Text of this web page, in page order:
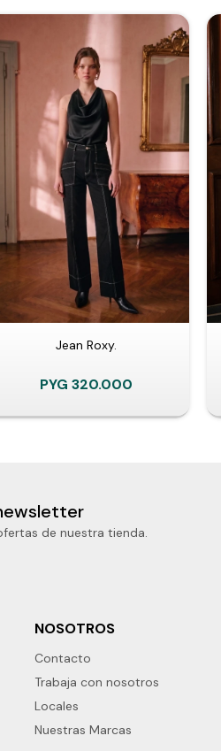
Jean Roxy.
PYG 320.000
de nuestra tienda.
NOSOTROS
Contacto
Trabaja con nosotros
Locales
Nuestras Marcas